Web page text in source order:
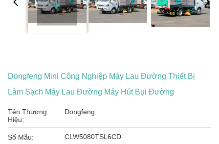
Dongfeng Mini Công Nghiệp Máy Lau Đường Thiết Bị
Làm Sạch Máy Lau Đường Máy Hút Bụi Đường
Tên Thương
Hiệu:
Dongfeng
Số Mẫu: CLW5080TSL6CD